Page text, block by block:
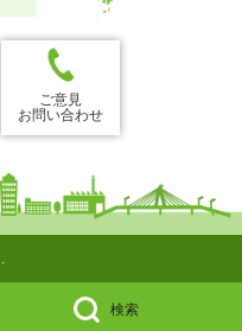
検索
ご意見
お問い合わせ